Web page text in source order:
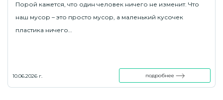
Порой кажется, что один человек ничего не изменит. Что
наш мусор – это просто мусор, а маленький кусочек
пластика ничего…
10.06.2026 г. подробнее